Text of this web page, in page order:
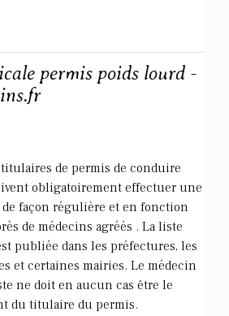
permis poids lourd -
de permis de conduire
obligatoirement effectuer une
façon régulière et en fonction
de médecins agréés . La liste
publiée dans les préfectures, les
et certaines mairies. Le médecin
ne doit en aucun cas être le
du titulaire du permis.